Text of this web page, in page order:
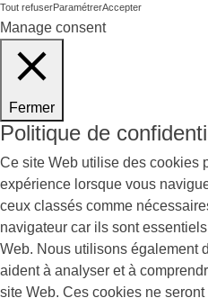
Tout refuserParamétrerAccepter
Manage consent
Fermer
Politique de
Ce site Web utilise des cookies
expérience lorsque vous
ceux classés comme
navigateur car ils sont
Web. Nous utilisons également
aident à analyser et à
site Web. Ces cookies ne